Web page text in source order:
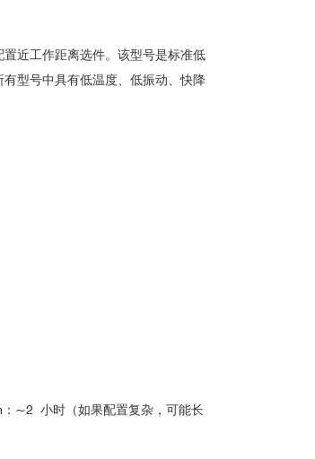
近工作距离选件。该型号是标准低
型号中具有低温度、低振动、快降
：~2 小时（如果配置复杂，可能长
Plasmonic Hybrid